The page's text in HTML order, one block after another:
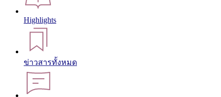
Highlights
ข่าวสารทั้งหมด